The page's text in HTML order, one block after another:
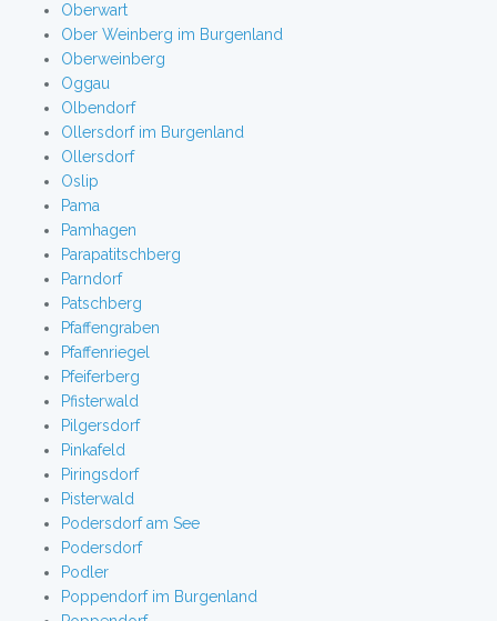
Oberwart
Ober Weinberg im Burgenland
Oberweinberg
Oggau
Olbendorf
Ollersdorf im Burgenland
Ollersdorf
Oslip
Pama
Pamhagen
Parapatitschberg
Parndorf
Patschberg
Pfaffengraben
Pfaffenriegel
Pfeiferberg
Pfisterwald
Pilgersdorf
Pinkafeld
Piringsdorf
Pisterwald
Podersdorf am See
Podersdorf
Podler
Poppendorf im Burgenland